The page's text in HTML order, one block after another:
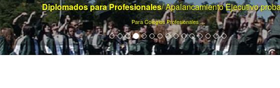
www . el mayor portal de gerencia . com
Ya son más de 75000 artículos de gerencia ...